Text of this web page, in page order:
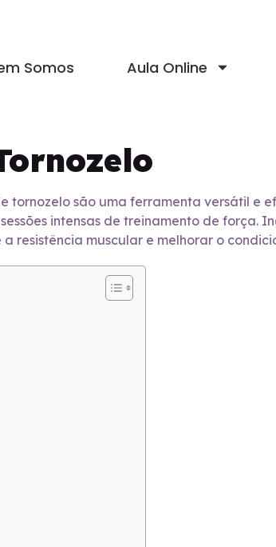
Somos Aula Online
tornozelo são uma ferramenta versátil e
intensas de treinamento de força.
resistência muscular e melhorar o